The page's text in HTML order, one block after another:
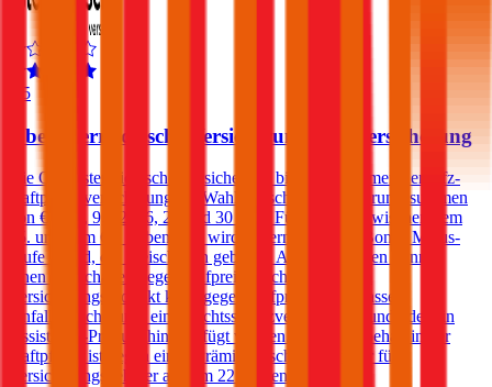
4,5
Oberösterreichische Versicherung Autoversicherung
Die Oberösterreichische Versicherung bietet im Rahmen der Kfz-
Haftpflichtversicherung die Wahl zwischen Versicherungssummen
von € 7,79, 9, 12, 16, 20 und 30 Mio. Für Kunden zwischen dem
25. und dem 69. Lebensjahr wird, sofern sie in der Bonus Malus-
Stufe 0 sind, ein Freischaden geboten. Andere Kunden können
einen Freischaden gegen Aufpreis abschließen. Dem
Versicherungsprodukt kann gegen Aufpreis eine Insassen-
Unfallversicherung, eine Rechtsschutzversicherung und/oder ein
Assistance-Produkt hinzugefügt werden. Ein Selbstbehalt in der
Haftpflicht ist gegen einen Prämienabschlag wählbar für
Versicherungsnehmer ab dem 22. Lebensjahr.